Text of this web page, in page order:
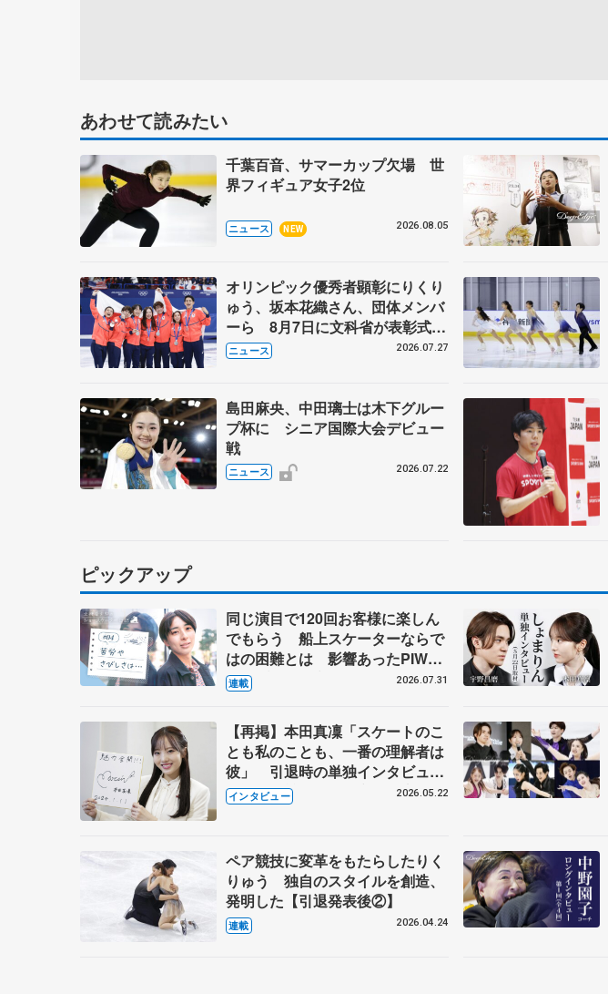
あわせて読みたい
千葉百音、サマーカップ欠場 世
界フィギュア女子2位
ニュース NEW 2026.08.05
オリンピック優秀者顕彰にりくり
ゅう、坂本花織さん、団体メンバ
ーら 8月7日に文科省が表彰式、
ブルーノ・マルコット、中野園子
らコーチも
ニュース 2026.07.27
島田麻央、中田璃士は木下グルー
プ杯に シニア国際大会デビュー
戦
ニュース 2026.07.22
ピックアップ
同じ演目で120回お客様に楽しん
でもらう 船上スケーターならで
はの困難とは 影響あったPIW前
キャプテン松永さんの存在
連載 2026.07.31
【再掲】本田真凜「スケートのこ
とも私のことも、一番の理解者は
彼」 引退時の単独インタビュー
で語った競技人生や家族、恋人、
これからの夢…
インタビュー 2026.05.22
ペア競技に変革をもたらしたりく
りゅう 独自のスタイルを創造、
発明した【引退発表後②】
連載 2026.04.24